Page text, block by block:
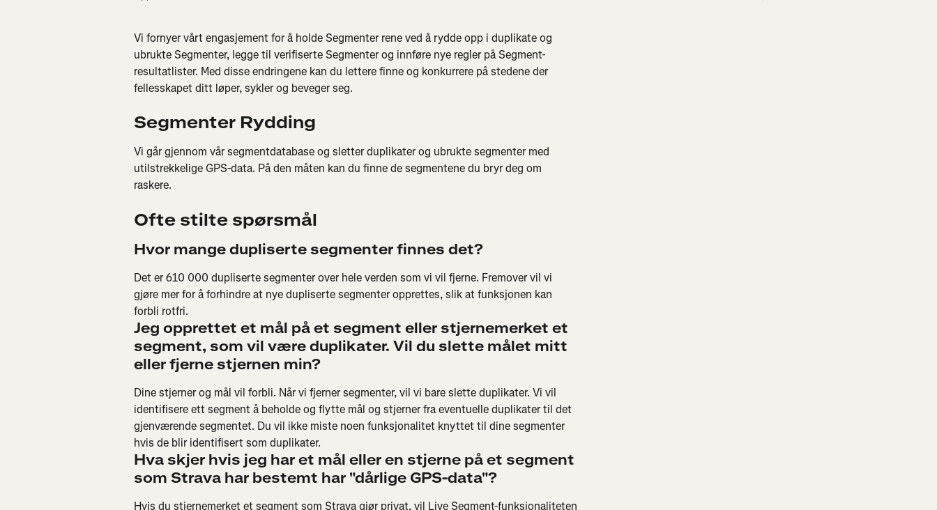
Vi fornyer vårt engasjement for å holde Segmenter rene ved å rydde opp i duplikate og
ubrukte Segmenter, legge til verifiserte Segmenter og innføre nye regler på Segment-
resultatlister. Med disse endringene kan du lettere finne og konkurrere på stedene der
fellesskapet ditt løper, sykler og beveger seg.
Segmenter Rydding
Vi går gjennom vår segmentdatabase og sletter duplikater og ubrukte segmenter med
utilstrekkelige GPS-data. På den måten kan du finne de segmentene du bryr deg om
raskere.
Ofte stilte spørsmål
Hvor mange dupliserte segmenter finnes det?
Det er 610 000 dupliserte segmenter over hele verden som vi vil fjerne. Fremover vil vi
gjøre mer for å forhindre at nye dupliserte segmenter opprettes, slik at funksjonen kan
forbli rotfri.
Jeg opprettet et mål på et segment eller stjernemerket et
segment, som vil være duplikater. Vil du slette målet mitt
eller fjerne stjernen min?
Dine stjerner og mål vil forbli. Når vi fjerner segmenter, vil vi bare slette duplikater. Vi vil
identifisere ett segment å beholde og flytte mål og stjerner fra eventuelle duplikater til det
gjenværende segmentet. Du vil ikke miste noen funksjonalitet knyttet til dine segmenter
hvis de blir identifisert som duplikater.
Hva skjer hvis jeg har et mål eller en stjerne på et segment
som Strava har bestemt har "dårlige GPS-data"?
Hvis du stjernemerket et segment som Strava gjør privat, vil Live Segment-funksjonaliteten